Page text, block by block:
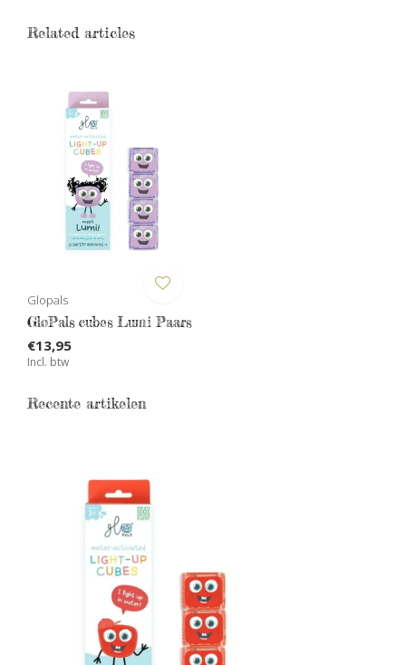
Related articles
Glopals
GloPals cubes Lumi Paars
€13,95
Incl. btw
Recente artikelen